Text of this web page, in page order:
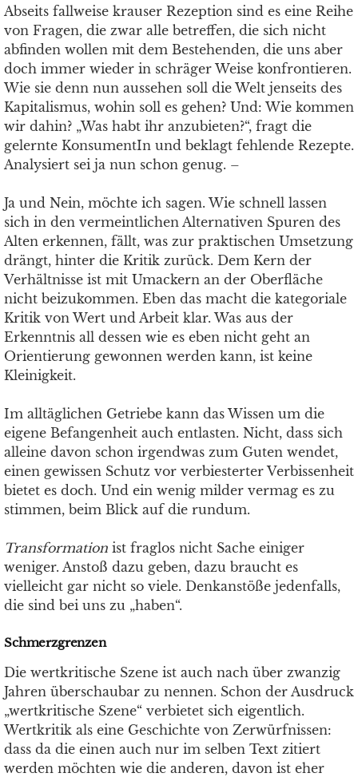
Abseits fallweise krauser Rezeption sind es eine Reihe
von Fragen, die zwar alle betreffen, die sich nicht
abfinden wollen mit dem Bestehenden, die uns aber
doch immer wieder in schräger Weise konfrontieren.
Wie sie denn nun aussehen soll die Welt jenseits des
Kapitalismus, wohin soll es gehen? Und: Wie kommen
wir dahin? „Was habt ihr anzubieten?“, fragt die
gelernte KonsumentIn und beklagt fehlende Rezepte.
Analysiert sei ja nun schon genug. –
Ja und Nein, möchte ich sagen. Wie schnell lassen
sich in den vermeintlichen Alternativen Spuren des
Alten erkennen, fällt, was zur praktischen Umsetzung
drängt, hinter die Kritik zurück. Dem Kern der
Verhältnisse ist mit Umackern an der Oberfläche
nicht beizukommen. Eben das macht die kategoriale
Kritik von Wert und Arbeit klar. Was aus der
Erkenntnis all dessen wie es eben nicht geht an
Orientierung gewonnen werden kann, ist keine
Kleinigkeit.
Im alltäglichen Getriebe kann das Wissen um die
eigene Befangenheit auch entlasten. Nicht, dass sich
alleine davon schon irgendwas zum Guten wendet,
einen gewissen Schutz vor verbiesterter Verbissenheit
bietet es doch. Und ein wenig milder vermag es zu
stimmen, beim Blick auf die rundum.
Transformation ist fraglos nicht Sache einiger
weniger. Anstoß dazu geben, dazu braucht es
vielleicht gar nicht so viele. Denkanstöße jedenfalls,
die sind bei uns zu „haben“.
Schmerzgrenzen
Die wertkritische Szene ist auch nach über zwanzig
Jahren überschaubar zu nennen. Schon der Ausdruck
„wertkritische Szene“ verbietet sich eigentlich.
Wertkritik als eine Geschichte von Zerwürfnissen:
dass da die einen auch nur im selben Text zitiert
werden möchten wie die anderen, davon ist eher